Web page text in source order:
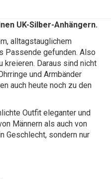
UK-Silber-Anhängern.
alltagstauglichem
Passende gefunden. Also
kreieren. Daraus sind nicht
und Armbänder
auch heute noch zu den
Outfit eleganter und
Männern als auch von
Geschlecht, sondern nur